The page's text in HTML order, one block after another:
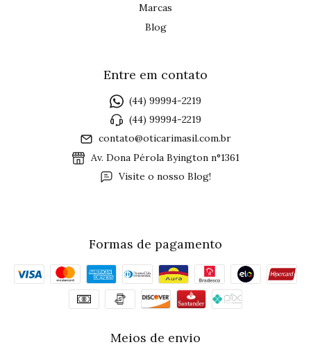
Marcas
Blog
Entre em contato
(44) 99994-2219
(44) 99994-2219
contato@oticarimasil.com.br
Av. Dona Pérola Byington n°1361
Visite o nosso Blog!
Formas de pagamento
Meios de envio